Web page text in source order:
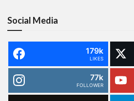
Social Media
179k
LIKES
77k
FOLLOWER